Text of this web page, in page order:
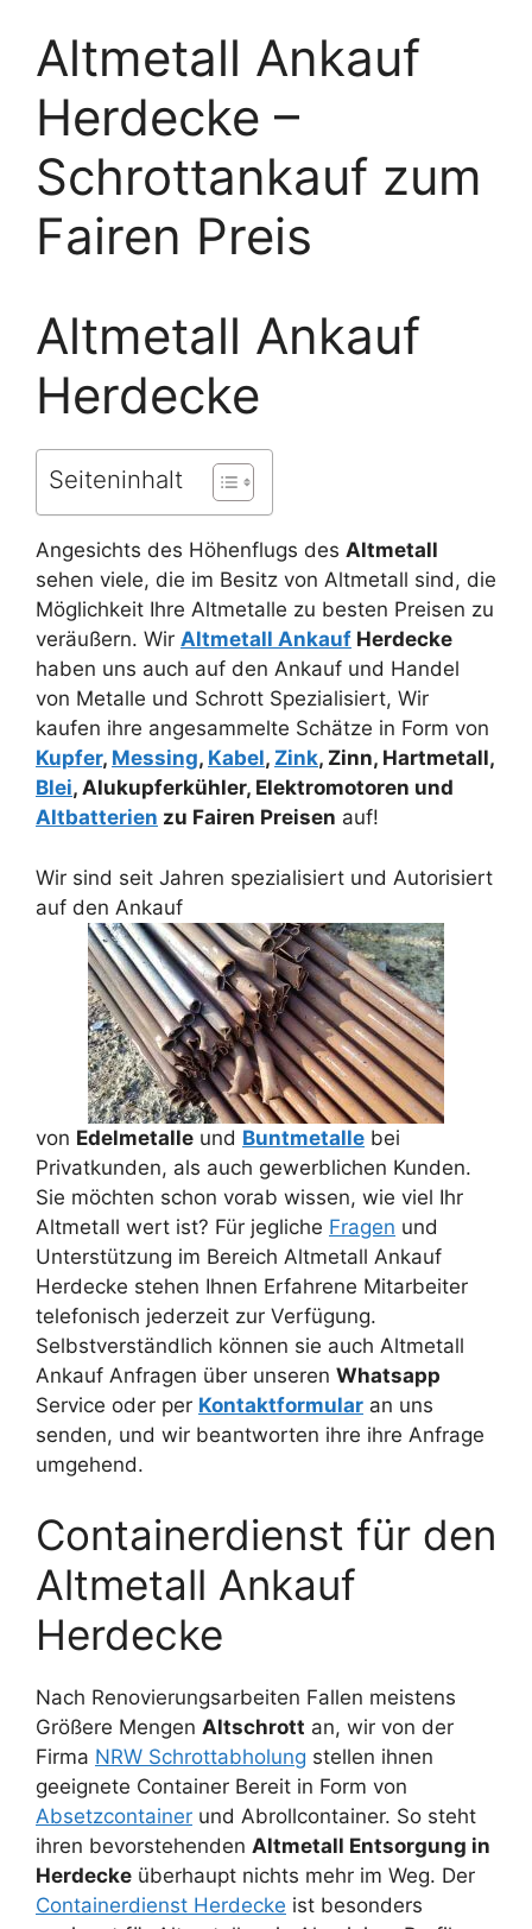
Altmetall Ankauf
Herdecke –
Schrottankauf zum
Fairen Preis
Altmetall Ankauf
Herdecke
Seiteninhalt
Angesichts des Höhenflugs des Altmetall
sehen viele, die im Besitz von Altmetall sind, die
Möglichkeit Ihre Altmetalle zu besten Preisen zu
veräußern. Wir Altmetall Ankauf Herdecke
haben uns auch auf den Ankauf und Handel
von Metalle und Schrott Spezialisiert, Wir
kaufen ihre angesammelte Schätze in Form von
Kupfer, Messing, Kabel, Zink, Zinn, Hartmetall,
Blei, Alukupferkühler, Elektromotoren und
Altbatterien zu Fairen Preisen auf!
Wir sind seit Jahren spezialisiert und Autorisiert
auf den Ankauf
von Edelmetalle und Buntmetalle bei
Privatkunden, als auch gewerblichen Kunden.
Sie möchten schon vorab wissen, wie viel Ihr
Altmetall wert ist? Für jegliche Fragen und
Unterstützung im Bereich Altmetall Ankauf
Herdecke stehen Ihnen Erfahrene Mitarbeiter
telefonisch jederzeit zur Verfügung.
Selbstverständlich können sie auch Altmetall
Ankauf Anfragen über unseren Whatsapp
Service oder per Kontaktformular an uns
senden, und wir beantworten ihre ihre Anfrage
umgehend.
Containerdienst für den
Altmetall Ankauf
Herdecke
Nach Renovierungsarbeiten Fallen meistens
Größere Mengen Altschrott an, wir von der
Firma NRW Schrottabholung stellen ihnen
geeignete Container Bereit in Form von
Absetzcontainer und Abrollcontainer. So steht
ihren bevorstehenden Altmetall Entsorgung in
Herdecke überhaupt nichts mehr im Weg. Der
Containerdienst Herdecke ist besonders